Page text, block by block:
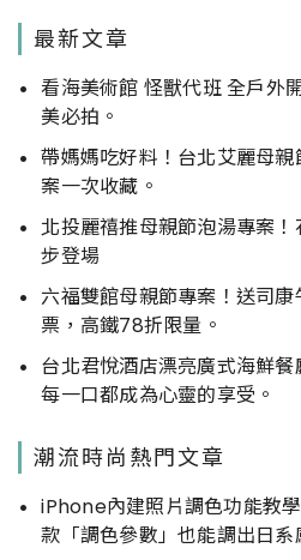
最新文章
看海美術館 怪獸代班 全戶外
美必拍。
帶媽媽吃好料！台北艾麗母
案一次收藏。
北投麗禧推母親節泡湯專案
步登場
六福雙館母親節專案！送司
票，高鐵78折限量。
台北君悅酒店漂亮廣式海鮮餐
每一口都成為心靈的享受。
潮流時尚熱門文章
iPhone內建照片調色功能教
款「調色參數」也能調出日系